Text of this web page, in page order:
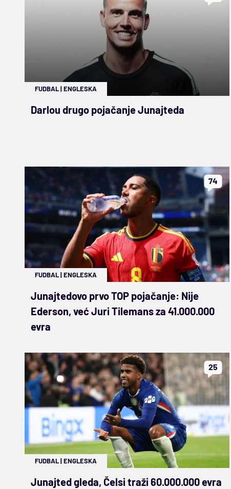
FUDBAL|ENGLESKA
Darlou drugo pojačanje Junajteda
74
FUDBAL|ENGLESKA
Junajtedovo prvo TOP pojačanje: Nije
Ederson, već Juri Tilemans za 41.000.000
evra
25
FUDBAL|ENGLESKA
Junajted gleda, Čelsi traži 60.000.000 evra